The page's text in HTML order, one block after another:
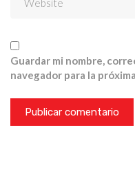
Guardar mi nombre,
navegador para la